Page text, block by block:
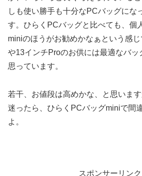
しも使い勝手も十分なPCバッグにな
す。ひらくPCバッグと比べても、個
miniのほうがお勧めかなぁという感
や13インチProのお供には最適なバッ
思っています。
若干、お値段は高めかな、と思いま
迷ったら、ひらくPCバッグminiで間
よ。
スポンサーリンク